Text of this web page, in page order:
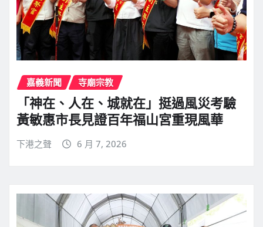
嘉義新聞 寺廟宗教
「神在、人在、城就在」挺過風災考驗
黃敏惠市長見證百年福山宮重現風華
下港之聲 6 月 7, 2026